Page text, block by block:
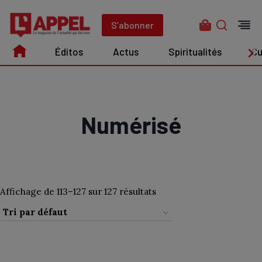
contenu
S’abonner
Édito Actus Spiritualités Culture
Éditos Actus Spiritualités
Numérisé
Affichage de 113–127 sur 127 résultats